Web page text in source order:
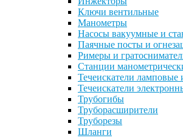
Ключи вентильные
Манометры
Насосы вакуумные и
Паячные посты и
Римеры и
Станции
Течеискатели ламповые
Течеискатели
Трубогибы
Труборасширители
Труборезы
Шланги